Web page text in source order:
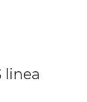
linea